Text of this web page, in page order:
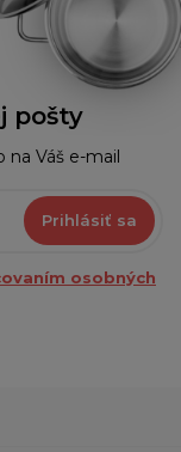
pošty
na Váš e-mail
Prihlásiť sa
osobných